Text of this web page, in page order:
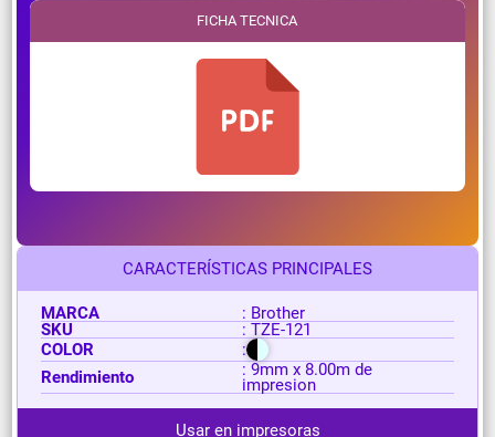
CARACTERÍSTICAS PRINCIPALES
MARCA
: Brother
SKU
: TZE-121
COLOR
:
Rendimiento
: 9mm x 8.00m de
impresion
Usar en impresoras
FICHA TECNICA